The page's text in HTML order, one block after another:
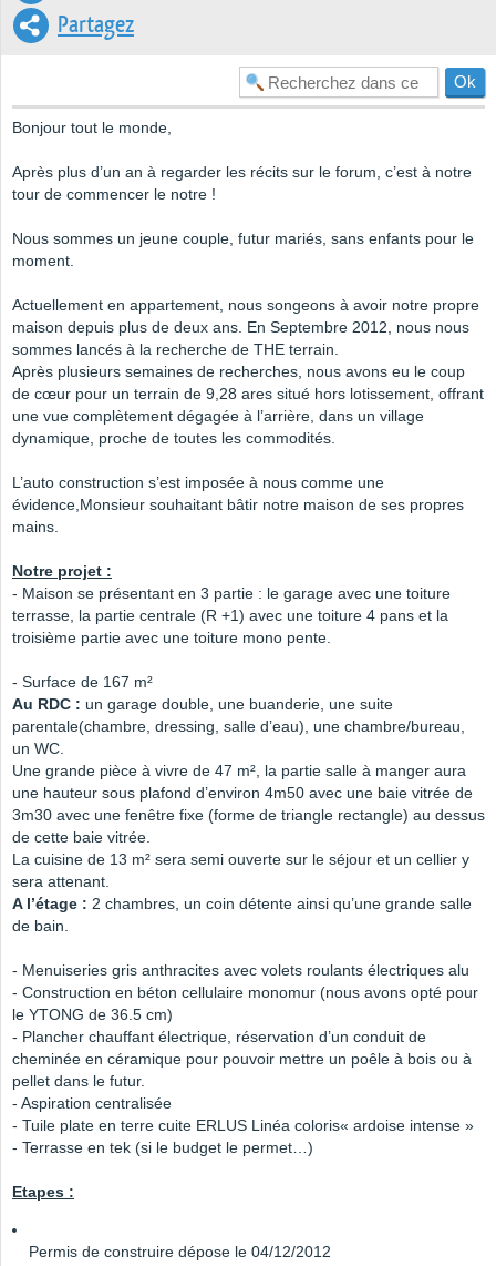
Partagez
Bonjour tout le monde,
Après plus d’un an à regarder les récits sur le forum, c’est à notre
tour de commencer le notre !
Nous sommes un jeune couple, futur mariés, sans enfants pour le
moment.
Actuellement en appartement, nous songeons à avoir notre propre
maison depuis plus de deux ans. En Septembre 2012, nous nous
sommes lancés à la recherche de THE terrain.
Après plusieurs semaines de recherches, nous avons eu le coup
de cœur pour un terrain de 9,28 ares situé hors lotissement, offrant
une vue complètement dégagée à l’arrière, dans un village
dynamique, proche de toutes les commodités.
L’auto construction s’est imposée à nous comme une
évidence,Monsieur souhaitant bâtir notre maison de ses propres
mains.
Notre projet :
- Maison se présentant en 3 partie : le garage avec une toiture
terrasse, la partie centrale (R +1) avec une toiture 4 pans et la
troisième partie avec une toiture mono pente.
- Surface de 167 m²
Au RDC : un garage double, une buanderie, une suite
parentale(chambre, dressing, salle d’eau), une chambre/bureau,
un WC.
Une grande pièce à vivre de 47 m², la partie salle à manger aura
une hauteur sous plafond d’environ 4m50 avec une baie vitrée de
3m30 avec une fenêtre fixe (forme de triangle rectangle) au dessus
de cette baie vitrée.
La cuisine de 13 m² sera semi ouverte sur le séjour et un cellier y
sera attenant.
A l’étage : 2 chambres, un coin détente ainsi qu’une grande salle
de bain.
- Menuiseries gris anthracites avec volets roulants électriques alu
- Construction en béton cellulaire monomur (nous avons opté pour
le YTONG de 36.5 cm)
- Plancher chauffant électrique, réservation d’un conduit de
cheminée en céramique pour pouvoir mettre un poêle à bois ou à
pellet dans le futur.
- Aspiration centralisée
- Tuile plate en terre cuite ERLUS Linéa coloris« ardoise intense »
- Terrasse en tek (si le budget le permet…)
Etapes :
Permis de construire dépose le 04/12/2012